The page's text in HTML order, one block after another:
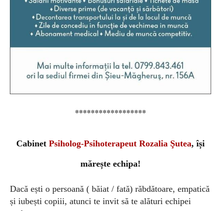
******************
Cabinet Psiholog-Psihoterapeut Rozalia Şutea, își
mărește echipa!
Dacă ești o persoană ( băiat / fată) răbdătoare, empatică
și iubești copiii, atunci te invit să te alături echipei